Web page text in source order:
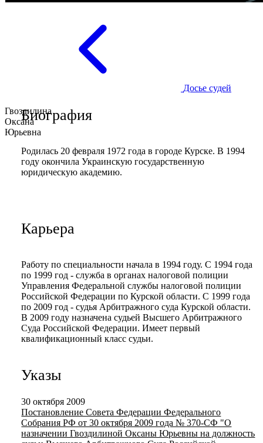
Досье судей
Гвоздилина
Оксана
Юрьевна
Биография
Родилась 20 февраля 1972 года в городе Курске. В 1994
году окончила Украинскую государственную
юридическую академию.
Карьера
Работу по специальности начала в 1994 году. С 1994 года
по 1999 год - служба в органах налоговой полиции
Управления Федеральной службы налоговой полиции
Российской Федерации по Курской области. С 1999 года
по 2009 год - судья Арбитражного суда Курской области.
В 2009 году назначена судьей Высшего Арбитражного
Суда Российской Федерации. Имеет первый
квалификационный класс судьи.
Указы
30 октября 2009
Постановление Совета Федерации Федерального
Собрания РФ от 30 октября 2009 года № 370-СФ "О
назначении Гвоздилиной Оксаны Юрьевны на должность